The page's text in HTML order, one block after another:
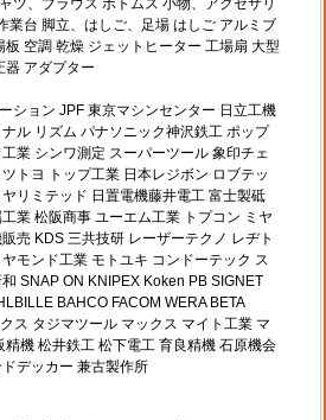
業台 脚立、はしご、足場 はしご アルミブ
板 空調 乾燥 ジェットヒーター 工場扇 大型
器 アダプター
ション JPF 東京マシンセンター 日立工機
ル リズム パナソニック神沢鉄工 ポップ
業 シンワ測定 スーパーツール 象印チェ
トヨ トップ工業 日本レジボン ロブテッ
リミテッド 日置電機藤井電工 富士製砥
業 松阪商事 ユーエム工業 トプコン ミヤ
売 KDS 三共技研 レーザーテクノ レヂト
モンド工業 モトユキ コンドーテック ス
SNAP ON KNIPEX Koken PB SIGNET
BAHCO FACOM WERA BETA
ス タジマツール マックス マイト工業 マ
精機 松井鉄工 松下電工 育良精機 石原機会
デッカー 兼古製作所